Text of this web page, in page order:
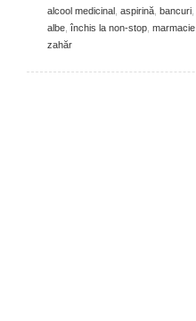
alcool medicinal aspirină bancuri
albe închis la non-stop marmacie
zahăr